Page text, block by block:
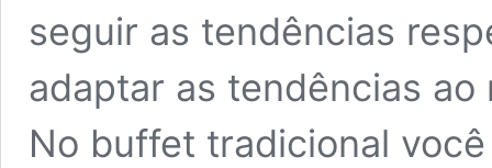
seguir as tendências
adaptar as tendências
No buffet tradicional